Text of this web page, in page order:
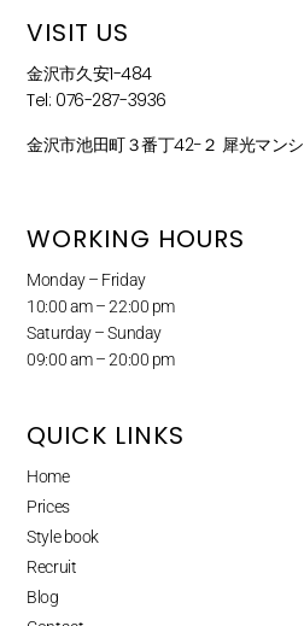
VISIT US
金沢市久安1-484
Tel: 076-287-3936
金沢市池田町３番丁42−２ 犀光マンシ
WORKING HOURS
Monday – Friday
10:00 am – 22:00 pm
Saturday – Sunday
09:00 am – 20:00 pm
QUICK LINKS
Home
Prices
Style book
Recruit
Blog